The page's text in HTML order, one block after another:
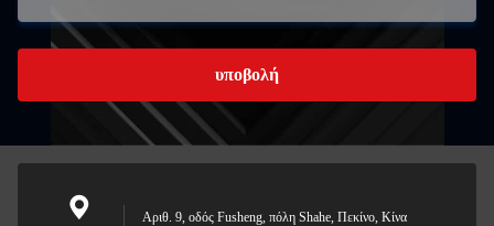
υποβολή
Αριθ. 9, οδός Fusheng, πόλη Shahe, Πεκίνο, Κίνα